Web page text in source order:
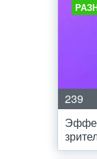
239